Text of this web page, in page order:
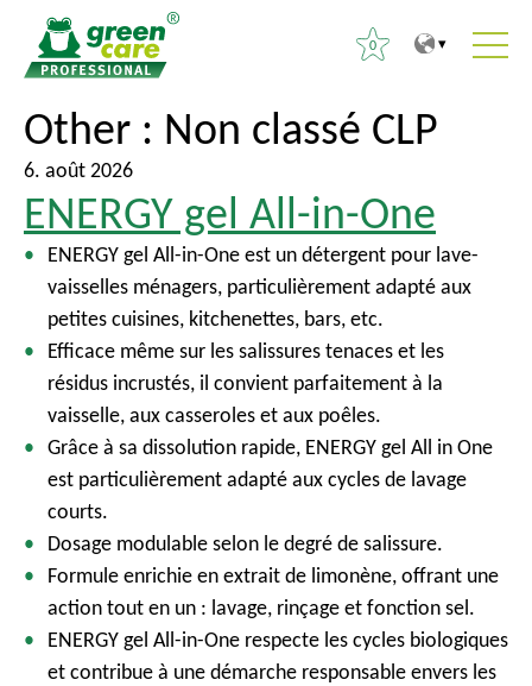
0
R
e
c
h
e
h
Other : Non classé CLP
6. août 2026
ENERGY gel All-in-One
ENERGY gel All-in-One est un détergent pour lave-
vaisselles ménagers, particulièrement adapté aux
petites cuisines, kitchenettes, bars, etc.
Efficace même sur les salissures tenaces et les
résidus incrustés, il convient parfaitement à la
vaisselle, aux casseroles et aux poêles.
Grâce à sa dissolution rapide, ENERGY gel All in One
est particulièrement adapté aux cycles de lavage
courts.
Dosage modulable selon le degré de salissure.
Formule enrichie en extrait de limonène, offrant une
action tout en un : lavage, rinçage et fonction sel.
ENERGY gel All-in-One respecte les cycles biologiques
et contribue à une démarche responsable envers les